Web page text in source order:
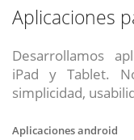
Aplicaciones
Desarrollamos
iPad y Tablet.
simplicidad,
Aplicaciones android